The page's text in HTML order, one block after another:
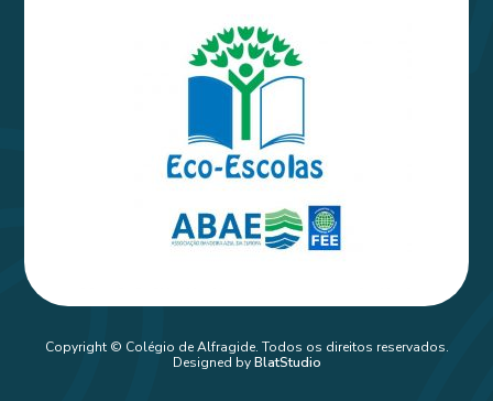
Copyright © Colégio de Alfragide. Todos os direitos reservados.
Designed byBlatStudio